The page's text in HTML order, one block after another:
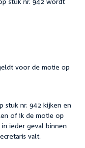
voor de motie op
stuk nr. 942 kijken en
of ik de motie op
in ieder geval binnen
valt.